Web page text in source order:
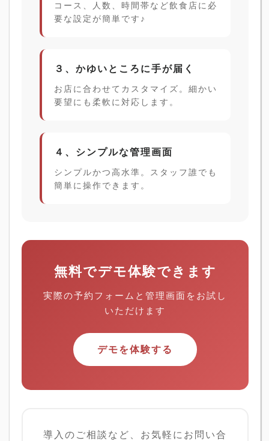
コース、人数、時間帯など飲食店に必
要な設定が簡単です♪
３、かゆいところに手が届く
お店に合わせてカスタマイズ。細かい
要望にも柔軟に対応します。
４、シンプルな管理画面
シンプルかつ高水準。スタッフ誰でも
簡単に操作できます。
無料でデモ体験できます
実際の予約フォームと管理画面をお試し
いただけます
デモを体験する
導入のご相談など、お気軽にお問い合